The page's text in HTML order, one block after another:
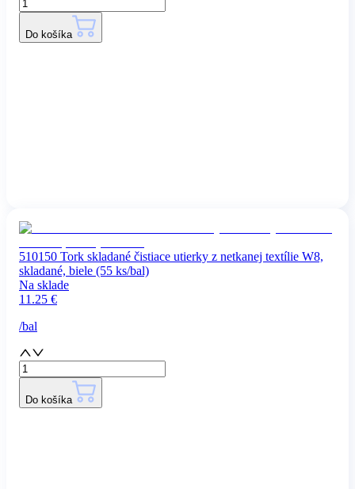
Do košíka
510150 Tork skladané čistiace utierky z netkanej textílie W8,
skladané, biele (55 ks/bal)
Na sklade
11.25 €
/bal
Do košíka